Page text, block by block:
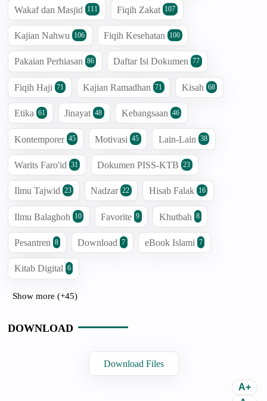
Wakaf dan Masjid 111 Fiqih Zakat 107
Kajian Nahwu 106 Fiqih Kesehatan 100
Pakaian Perhiasan 86 Daftar Isi Dokumen 77
Fiqih Haji 71 Kajian Ramadhan 71 Kisah 68
Etika 61 Jinayat 48 Kebangsaan 46
Kontemporer 45 Motivasi 45 Lain-Lain 38
Warits Faro'id 31 Dokumen PISS-KTB 23
Ilmu Tajwid 23 Nadzar 22 Hisab Falak 16
Ilmu Balaghoh 10 Favorite 9 Khutbah 8
Pesantren 8 Download 7 eBook Islami 7
Kitab Digital 6
Show more (+45)
DOWNLOAD
Download Files